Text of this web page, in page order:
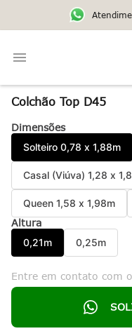
Colchão Top D45
Dimensões
Solteiro 0,78 x 1,88m
Casal (Viúva) 1,28 x
Queen 1,58 x 1,98m
Altura
0,21m
0,25m
Entre em contato com